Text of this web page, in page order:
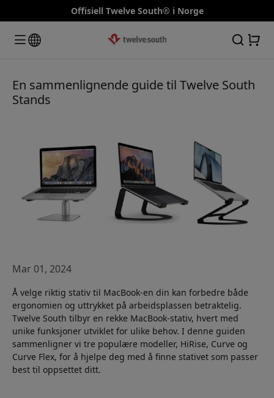
Offisiell Twelve South® i Norge
En sammenlignende guide til Twelve South
Stands
Mar 01, 2024
Å velge riktig stativ til MacBook-en din kan forbedre både
ergonomien og uttrykket på arbeidsplassen betraktelig.
Twelve South tilbyr en rekke MacBook-stativ, hvert med
unike funksjoner utviklet for ulike behov. I denne guiden
sammenligner vi tre populære modeller, HiRise, Curve og
Curve Flex, for å hjelpe deg med å finne stativet som passer
best til oppsettet ditt.